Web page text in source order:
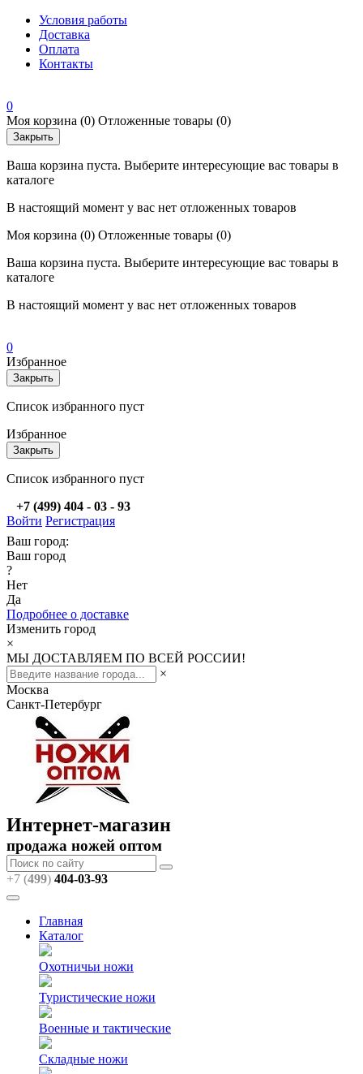
Условия работы
Доставка
Оплата
Контакты
0
Моя корзина (0) Отложенные товары (0)
Закрыть
Ваша корзина пуста. Выберите интересующие вас товары в
каталоге
В настоящий момент у вас нет отложенных товаров
Моя корзина (0) Отложенные товары (0)
Ваша корзина пуста. Выберите интересующие вас товары в
каталоге
В настоящий момент у вас нет отложенных товаров
0
Избранное
Закрыть
Список избранного пуст
Избранное
Закрыть
Список избранного пуст
+7 (499) 404 - 03 - 93
Войти Регистрация
Ваш город:
Ваш город
?
Нет
Да
Подробнее о доставке
Изменить город
×
МЫ ДОСТАВЛЯЕМ ПО ВСЕЙ РОССИИ!
×
Москва
Санкт-Петербург
Интернет-магазин
продажа ножей оптом
+7 (499) 404-03-93
Главная
Каталог
Охотничьи ножи
Туристические ножи
Военные и тактические
Складные ножи